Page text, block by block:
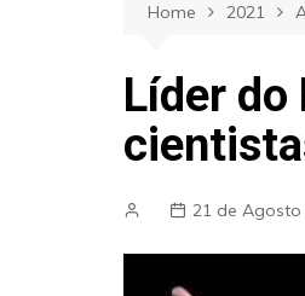
Home 2021
Líder do
21 de Agosto